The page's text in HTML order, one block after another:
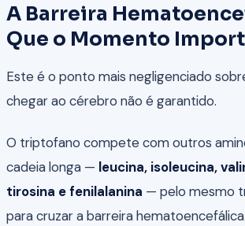
A Barreira
Que o Momento
Este é o ponto mais negligenciado
chegar ao cérebro não é garantido.
O triptofano compete com outros
cadeia longa — leucina, isoleucina,
tirosina e fenilalanina — pelo mesmo
para cruzar a barreira